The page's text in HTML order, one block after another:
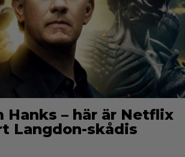
Hanks – här är Netflix
Langdon-skådis